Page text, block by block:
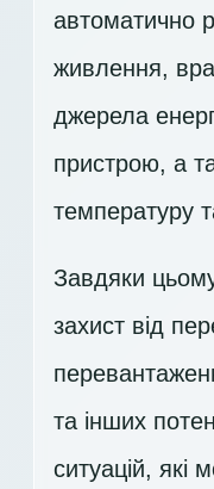
автоматично
живлення,
джерела
пристрою, а
температуру
Завдяки
захист від
та інших
ситуацій, які